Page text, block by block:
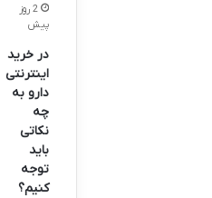
2 روز
پیش
در خرید
اینترنتی
دارو به
چه
نکاتی
باید
توجه
کنیم؟